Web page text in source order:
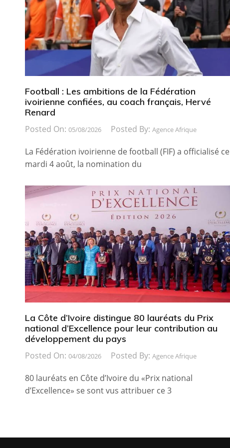
Football : Les ambitions de la Fédération
ivoirienne confiées, au coach français, Hervé
Renard
Posted On: 05/08/2026 Posted By: Agence Afrique
La Fédération ivoirienne de football (FIF) a officialisé ce
mardi 4 août, la nomination du
La Côte d’Ivoire distingue 80 lauréats du Prix
national d’Excellence pour leur contribution au
développement du pays
Posted On: 04/08/2026 Posted By: Agence Afrique
80 lauréats en Côte d’Ivoire du «Prix national
d’Excellence» se sont vus attribuer ce 3